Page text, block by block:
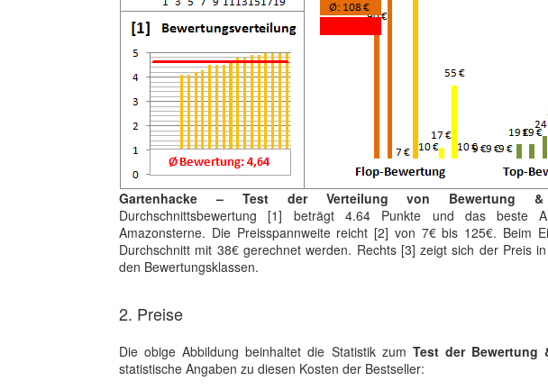
Gartenhacke – Test der Verteilung von Bewertung &
Durchschnittsbewertung [1] beträgt 4.64 Punkte und das beste
Amazonsterne. Die Preisspannweite reicht [2] von 7€ bis 125€. Beim
Durchschnitt mit 38€ gerechnet werden. Rechts [3] zeigt sich der Preis
den Bewertungsklassen.
2. Preise
Die obige Abbildung beinhaltet die Statistik zum Test der Bewertung
statistische Angaben zu diesen Kosten der Bestseller: